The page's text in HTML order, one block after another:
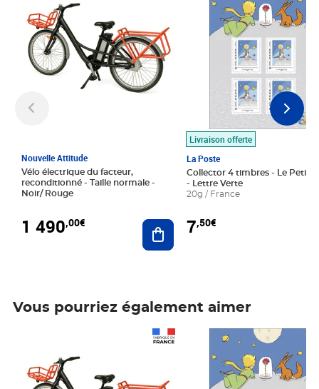
Nouvelle Attitude
Vélo électrique du facteur,
reconditionné - Taille normale -
Noir/ Rouge
1 490,00€ Ajouter au panier
Livraison offerte
La Poste
Collector 4 timbres - Le Petit
- Lettre Verte
20g / France
7,50€
Vous pourriez également aimer
Prix 7,50€